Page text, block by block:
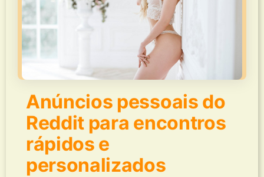
Anúncios pessoais do
Reddit para encontros
rápidos e
personalizados